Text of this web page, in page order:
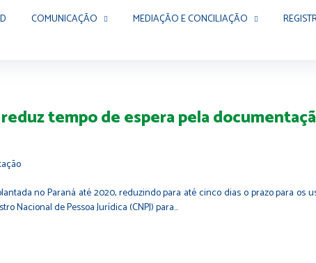
COMUNICAÇÃO MEDIAÇÃO E CONCILIAÇÃO
tempo de espera pela
no Paraná até 2020, reduzindo para até cinco dias o prazo para os
Nacional de Pessoa Jurídica (CNPJ) para…